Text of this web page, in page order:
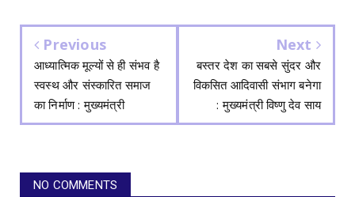
Previous
आध्यात्मिक मूल्यों से ही संभव है
स्वस्थ और संस्कारित समाज
का निर्माण : मुख्यमंत्री
Next
बस्तर देश का सबसे सुंदर और
विकसित आदिवासी संभाग बनेगा
: मुख्यमंत्री विष्णु देव साय
NO COMMENTS